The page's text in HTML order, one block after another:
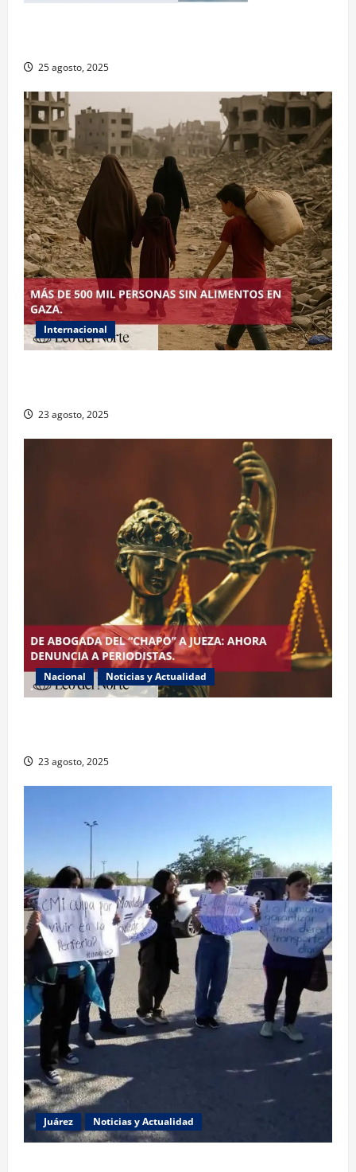
25 agosto, 2025
Internacional
23 agosto, 2025
Nacional Noticias y Actualidad
23 agosto, 2025
Juárez Noticias y Actualidad